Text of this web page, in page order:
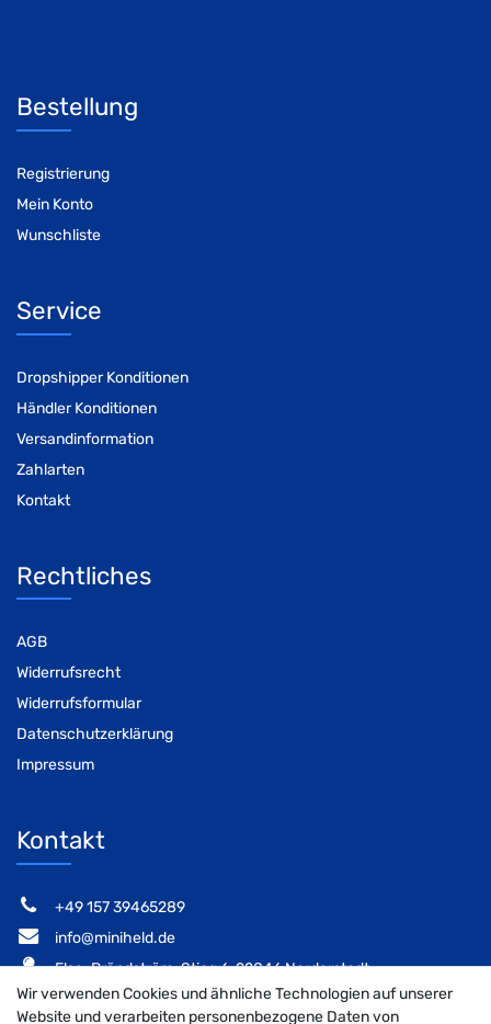
Bestellung
Registrierung
Mein Konto
Wunschliste
Service
Dropshipper Konditionen
Händler Konditionen
Versandinformation
Zahlarten
Kontakt
Rechtliches
AGB
Widerrufsrecht
Widerrufsformular
Datenschutzerklärung
Impressum
Kontakt
‭+49 157 39465289‬
info@miniheld.de
Elsa-Brändström-Stieg 6, 22846 Norderstedt
Wir verwenden Cookies und ähnliche Technologien auf unserer
Website und verarbeiten personenbezogene Daten von